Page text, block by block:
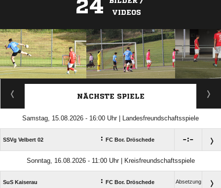
24
VIDEOS
ANZEIGE
NÄCHSTE SPIELE
Samstag, 15.08.2026 - 16:00 Uhr | Landesfreundschaftsspiele
SSVg Velbert 02 : FC Bor. Dröschede :
Sonntag, 16.08.2026 - 11:00 Uhr | Kreisfreundschaftsspiele
SuS Kaiserau : FC Bor. Dröschede Absetzung